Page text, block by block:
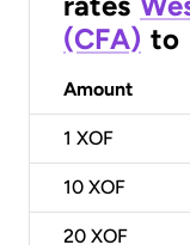
(CFA) to
Amount
1 XOF
10 XOF
20 XOF